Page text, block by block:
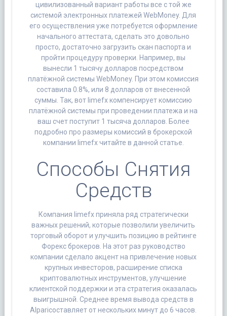
цивилизованный вариант работы все с той же
системой электронных платежей WebMoney. Для
его осуществления уже потребуется оформление
начального аттестата, сделать это довольно
просто, достаточно загрузить скан паспорта и
пройти процедуру проверки. Например, вы
вынесли 1 тысячу долларов посредством
платёжной системы WebMoney. При этом комиссия
составила 0.8%, или 8 долларов от внесенной
суммы. Так, вот limefx компенсирует комиссию
платёжной системы при проведении платежа и на
ваш счет поступит 1 тысяча долларов. Более
подробно про размеры комиссий в брокерской
компании limefx читайте в данной статье.
Способы Снятия
Средств
Компания limefx приняла ряд стратегически
важных решений, которые позволили увеличить
торговый оборот и улучшить позицию в рейтинге
Форекс брокеров. На этот раз руководство
компании сделало акцент на привлечение новых
крупных инвесторов, расширение списка
криптовалютных инструментов, улучшение
клиентской поддержки и эта стратегия оказалась
выигрышной. Среднее время вывода средств в
Alpariсоставляет от нескольких минут до 6 часов.